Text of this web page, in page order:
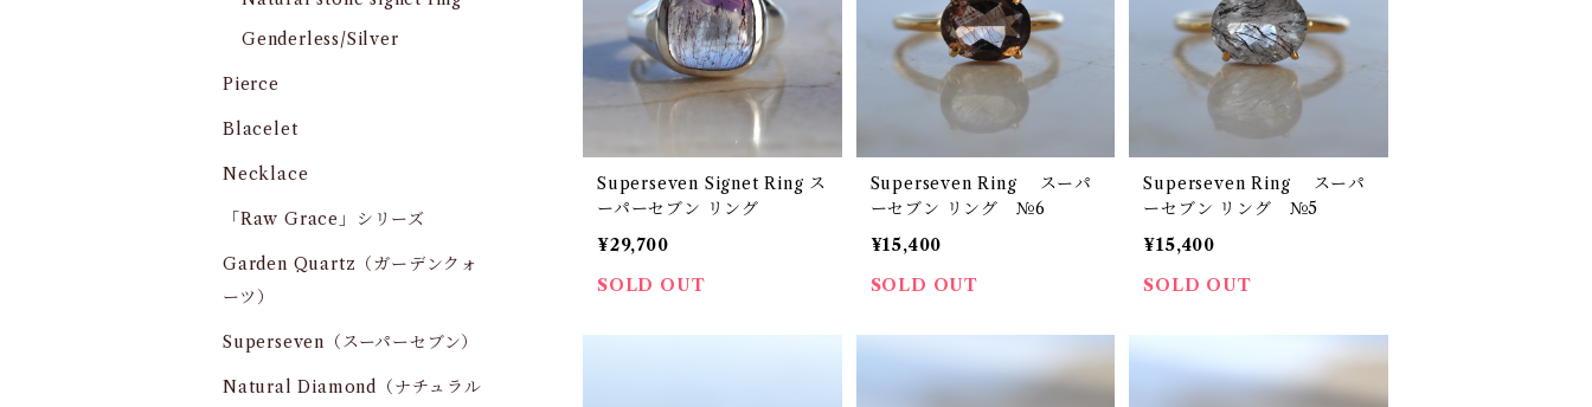
Superseven Signet Ring ス
ーパーセブン リング
¥29,700
SOLD OUT
Superseven Ring スーパ
ーセブン リング №6
¥15,400
SOLD OUT
Superseven Ring スーパ
ーセブン リング №5
¥15,400
SOLD OUT
Genderless/Silver
Pierce
Blacelet
Necklace
「Raw Grace」シリーズ
Garden Quartz（ガーデンクォ
ーツ）
Superseven（スーパーセブン）
Natural Diamond（ナチュラル